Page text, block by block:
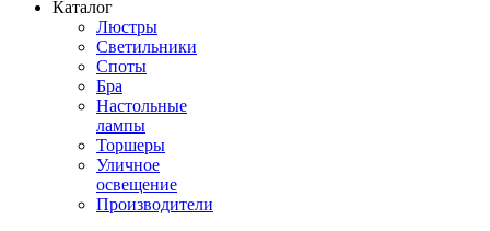
Каталог
Люстры
Светильники
Споты
Бра
Настольные
лампы
Торшеры
Уличное
освещение
Производители